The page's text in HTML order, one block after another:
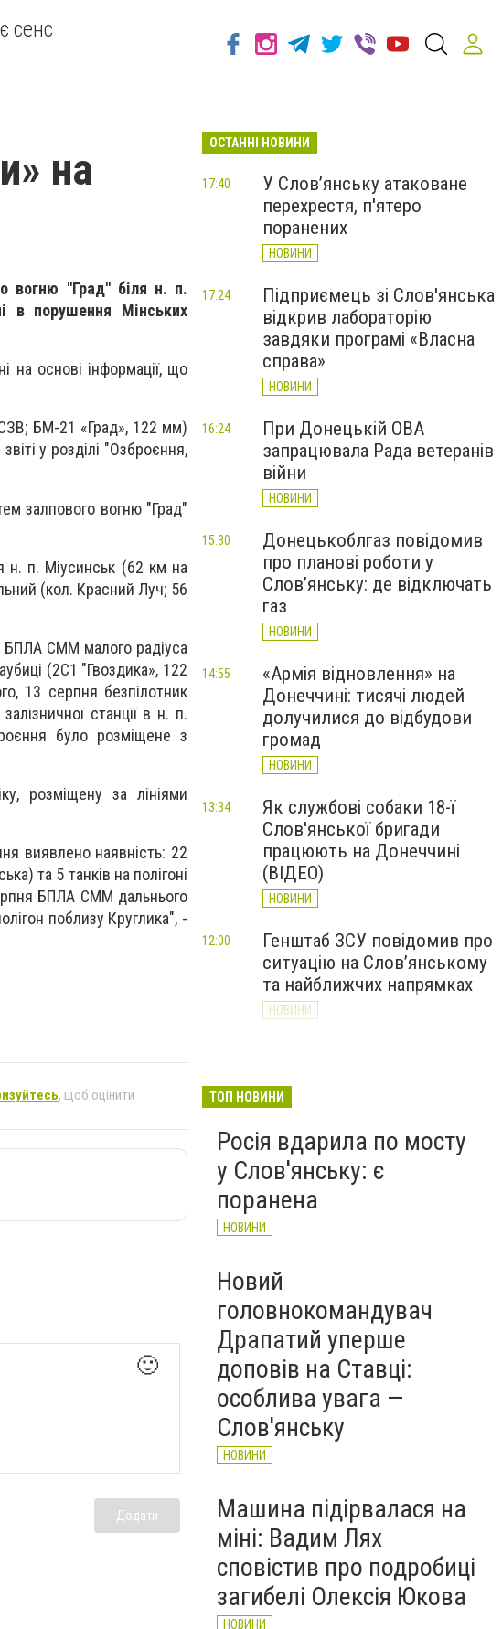
сенс
на
вогню "Град" біля н. п.
в порушення Мінських
на основі інформації, що
БМ-21 «Град», 122 мм)
у розділі "Озброєння,
залпового вогню "Град"
н. п. Міусинськ (62 км на
(кол. Красний Луч; 56
БПЛА СММ малого радіуса
(2С1 "Гвоздика», 122
13 серпня безпілотник
станції в н. п.
було розміщене з
розміщену за лініями
виявлено наявність: 22
та 5 танків на полігоні
БПЛА СММ дальнього
поблизу Круглика", -
, щоб оцінити
🙂
Додати
ОСТАННІ НОВИНИ
У Слов’янську атаковане
перехрестя, п'ятеро
поранених
НОВИНИ
17:40
Підприємець зі Слов'янська
відкрив лабораторію
завдяки програмі «Власна
справа»
НОВИНИ
17:24
При Донецькій ОВА
запрацювала Рада ветеранів
війни
НОВИНИ
16:24
Донецькоблгаз повідомив
про планові роботи у
Слов’янську: де відключать
газ
НОВИНИ
15:30
«Армія відновлення» на
Донеччині: тисячі людей
долучилися до відбудови
громад
НОВИНИ
14:55
Як службові собаки 18-ї
Слов'янської бригади
працюють на Донеччині
(ВІДЕО)
НОВИНИ
13:34
Генштаб ЗСУ повідомив про
ситуацію на Слов’янському
та найближчих напрямках
НОВИНИ
12:00
великої війни: 7 серпня
ТОП НОВИНИ
Росія вдарила по мосту
у Слов'янську: є
поранена
НОВИНИ
Новий
головнокомандувач
Драпатий уперше
доповів на Ставці:
особлива увага —
Слов'янську
НОВИНИ
Машина підірвалася на
міні: Вадим Лях
сповістив про подробиці
загибелі Олексія Юкова
НОВИНИ